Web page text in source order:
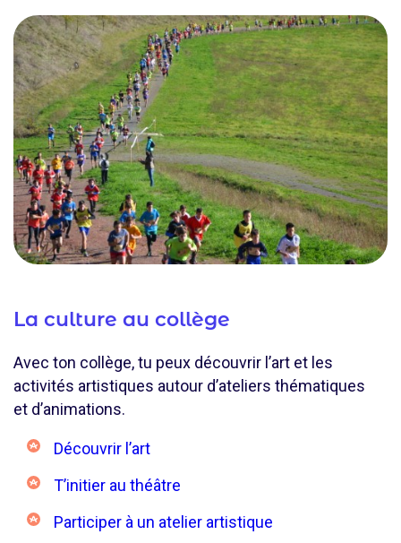
La culture au collège
Avec ton collège, tu peux découvrir l’art et les
activités artistiques autour d’ateliers thématiques
et d’animations.
Découvrir l’art
T’initier au théâtre
Participer à un atelier artistique